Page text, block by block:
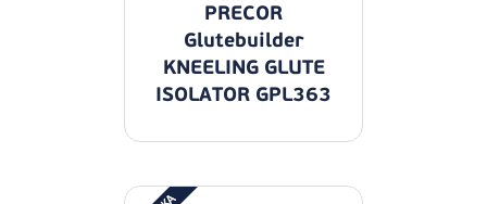
PRECOR
Glutebuilder
KNEELING GLUTE
ISOLATOR GPL363